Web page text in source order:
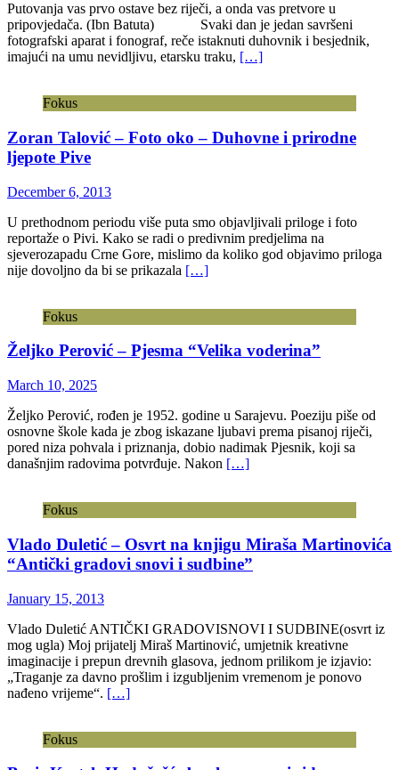
Putovanja vas prvo ostave bez riječi, a onda vas pretvore u
pripovjedača. (Ibn Batuta) Svaki dan je jedan savršeni
fotografski aparat i fonograf, reče istaknuti duhovnik i besjednik,
imajući na umu nevidljivu, etarsku traku, […]
Fokus
Zoran Talović – Foto oko – Duhovne i prirodne
ljepote Pive
December 6, 2013
U prethodnom periodu više puta smo objavljivali priloge i foto
reportaže o Pivi. Kako se radi o predivnim predjelima na
sjeverozapadu Crne Gore, mislimo da koliko god objavimo priloga
nije dovoljno da bi se prikazala […]
Fokus
Željko Perović – Pjesma “Velika voderina”
March 10, 2025
Željko Perović, rođen je 1952. godine u Sarajevu. Poeziju piše od
osnovne škole kada je zbog iskazane ljubavi prema pisanoj riječi,
pored niza pohvala i priznanja, dobio nadimak Pjesnik, koji sa
današnjim radovima potvrđuje. Nakon […]
Fokus
Vlado Duletić – Osvrt na knjigu Miraša Martinovića
“Antički gradovi snovi i sudbine”
January 15, 2013
Vlado Duletić ANTIČKI GRADOVISNOVI I SUDBINE(osvrt iz
mog ugla) Moj prijatelj Miraš Martinović, umjetnik kreativne
imaginacije i prepun drevnih glasova, jednom prilikom je izjavio:
„Traganje za davno prošlim i izgubljenim vremenom je ponovo
nađeno vrijeme“. […]
Fokus